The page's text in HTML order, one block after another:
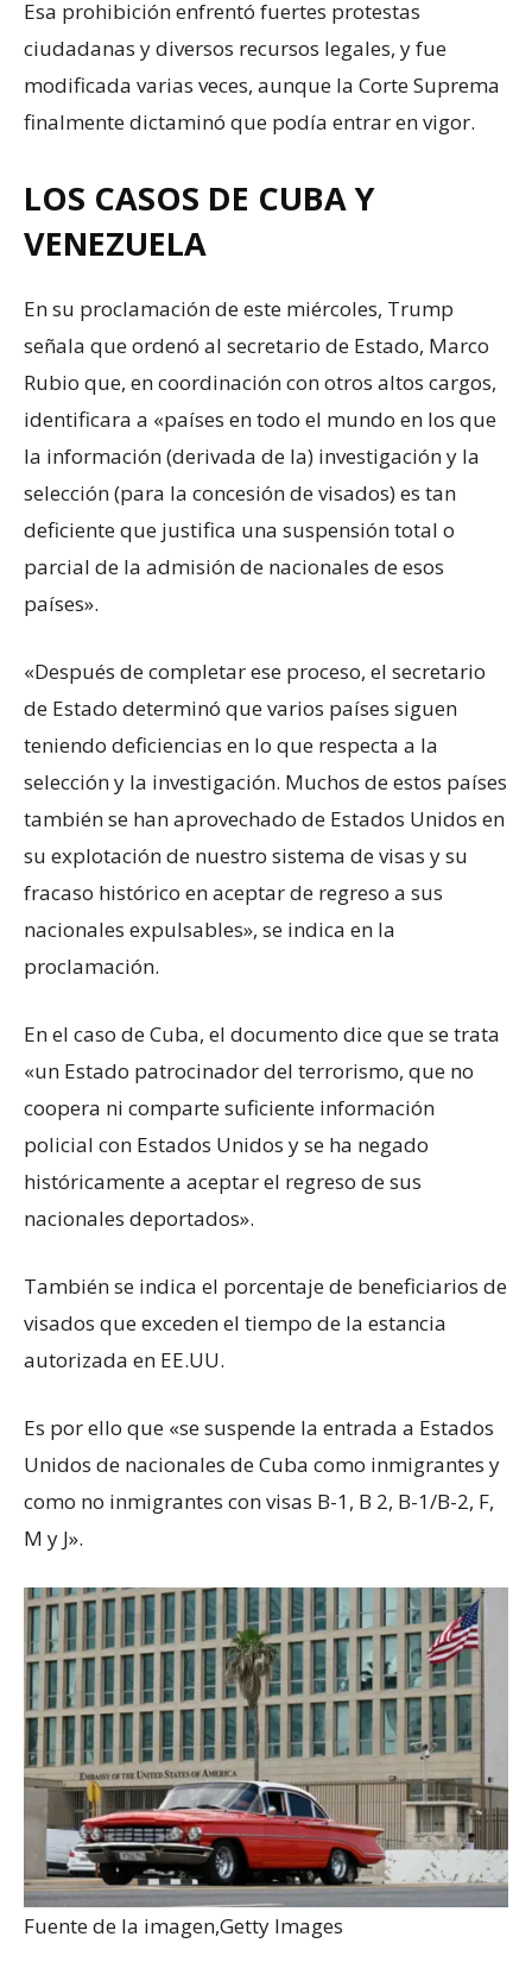
Esa prohibición enfrentó fuertes protestas
ciudadanas y diversos recursos legales, y fue
modificada varias veces, aunque la Corte Suprema
finalmente dictaminó que podía entrar en vigor.
LOS CASOS DE CUBA Y
VENEZUELA
En su proclamación de este miércoles, Trump
señala que ordenó al secretario de Estado, Marco
Rubio que, en coordinación con otros altos cargos,
identificara a «países en todo el mundo en los que
la información (derivada de la) investigación y la
selección (para la concesión de visados) es tan
deficiente que justifica una suspensión total o
parcial de la admisión de nacionales de esos
países».
«Después de completar ese proceso, el secretario
de Estado determinó que varios países siguen
teniendo deficiencias en lo que respecta a la
selección y la investigación. Muchos de estos países
también se han aprovechado de Estados Unidos en
su explotación de nuestro sistema de visas y su
fracaso histórico en aceptar de regreso a sus
nacionales expulsables», se indica en la
proclamación.
En el caso de Cuba, el documento dice que se trata
«un Estado patrocinador del terrorismo, que no
coopera ni comparte suficiente información
policial con Estados Unidos y se ha negado
históricamente a aceptar el regreso de sus
nacionales deportados».
También se indica el porcentaje de beneficiarios de
visados que exceden el tiempo de la estancia
autorizada en EE.UU.
Es por ello que «se suspende la entrada a Estados
Unidos de nacionales de Cuba como inmigrantes y
como no inmigrantes con visas B-1, B 2, B-1/B-2, F,
M y J».
Fuente de la imagen,Getty Images